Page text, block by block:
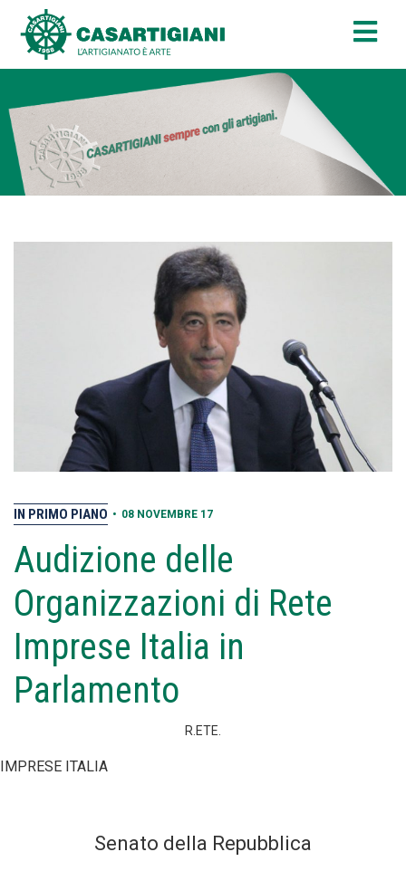
IN PRIMO PIANO • 08 NOVEMBRE 17
Audizione delle
Organizzazioni di Rete
Imprese Italia in
Parlamento
R.ETE.
IMPRESE ITALIA
Senato della Repubblica